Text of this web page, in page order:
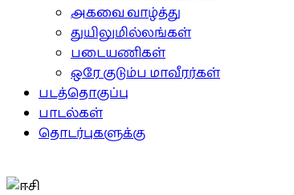
அகவை வாழ்த்து
துயிலுமில்லங்கள்
படையணிகள்
ஒரே குடும்ப மாவீரர்கள்
படத்தொகுப்பு
பாடல்கள்
தொடர்புகளுக்கு